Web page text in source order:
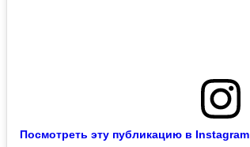
Посмотреть эту публикацию в Instagram